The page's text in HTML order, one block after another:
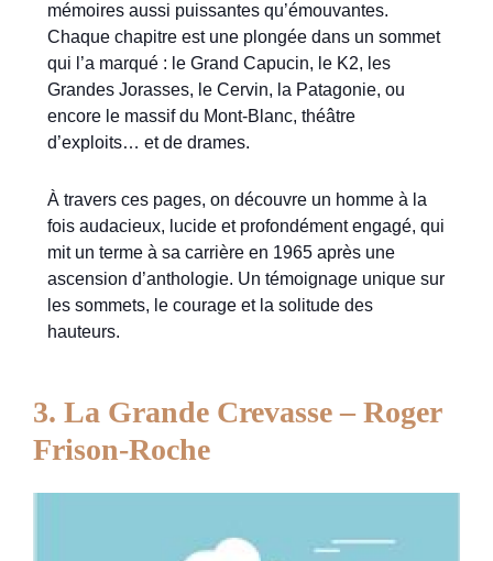
mémoires aussi puissantes qu’émouvantes.
Chaque chapitre est une plongée dans un sommet
qui l’a marqué : le Grand Capucin, le K2, les
Grandes Jorasses, le Cervin, la Patagonie, ou
encore le massif du Mont-Blanc, théâtre
d’exploits… et de drames.
À travers ces pages, on découvre un homme à la
fois audacieux, lucide et profondément engagé, qui
mit un terme à sa carrière en 1965 après une
ascension d’anthologie. Un témoignage unique sur
les sommets, le courage et la solitude des
hauteurs.
3. La Grande Crevasse – Roger
Frison-Roche